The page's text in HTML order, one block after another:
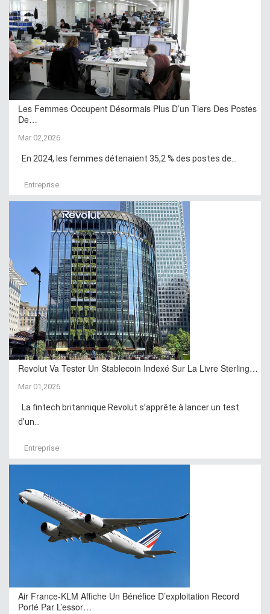
Les Femmes Occupent Désormais Plus D’un Tiers Des Postes
De…
Mar 02,2026
En 2024, les femmes détenaient 35,2 % des postes de...
Entreprise
Revolut Va Tester Un Stablecoin Indexé Sur La Livre Sterling…
Mar 01,2026
La fintech britannique Revolut s’apprête à lancer un test
d’un...
Entreprise
Air France-KLM Affiche Un Bénéfice D’exploitation Record
Porté Par L’essor…